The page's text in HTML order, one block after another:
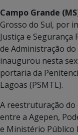
Campo Grande
Grosso do Sul, por
Justiça e Segurança
de Administração
inaugurou nesta
portaria da
Lagoas (PSMTL).
A reestruturação do
entre a Agepen,
e Ministério Público